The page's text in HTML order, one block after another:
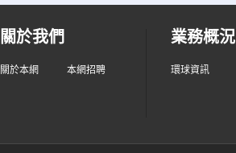
關於我們
關於本網 本網招聘
業務概況
環球資訊